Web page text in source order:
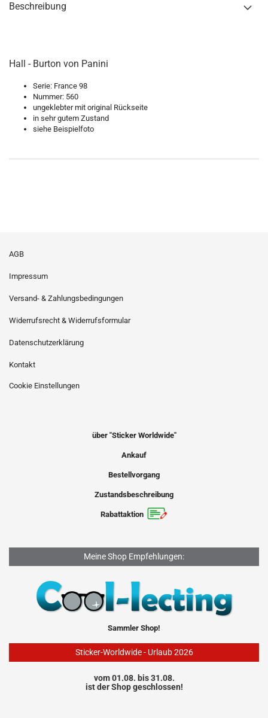
Beschreibung
Hall - Burton von Panini
Serie: France 98
Nummer: 560
ungeklebter mit original Rückseite
in sehr gutem Zustand
siehe Beispielfoto
AGB
Impressum
Versand- & Zahlungsbedingungen
Widerrufsrecht & Widerrufsformular
Datenschutzerklärung
Kontakt
Cookie Einstellungen
über "Sticker Worldwide"
Ankauf
Bestellvorgang
Zustandsbeschreibung
Rabattaktion
Meine Shop Empfehlungen:
Sammler Shop!
Sticker-Worldwide - Urlaub 2026
vom 01.08. bis 31.08.
ist der Shop geschlossen!